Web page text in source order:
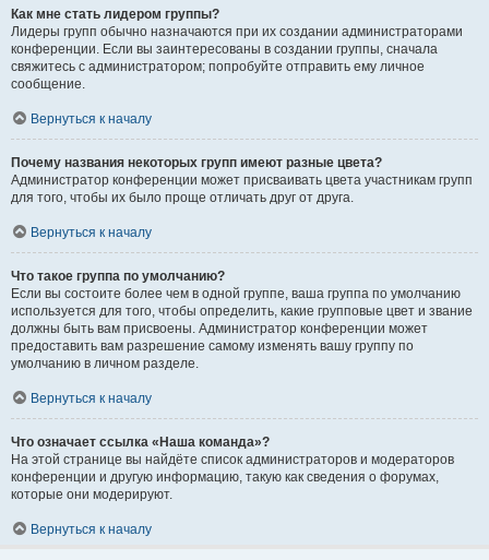
Как мне стать лидером группы?
Лидеры групп обычно назначаются при их создании администраторами
конференции. Если вы заинтересованы в создании группы, сначала
свяжитесь с администратором; попробуйте отправить ему личное
сообщение.
Вернуться к началу
Почему названия некоторых групп имеют разные цвета?
Администратор конференции может присваивать цвета участникам групп
для того, чтобы их было проще отличать друг от друга.
Вернуться к началу
Что такое группа по умолчанию?
Если вы состоите более чем в одной группе, ваша группа по умолчанию
используется для того, чтобы определить, какие групповые цвет и звание
должны быть вам присвоены. Администратор конференции может
предоставить вам разрешение самому изменять вашу группу по
умолчанию в личном разделе.
Вернуться к началу
Что означает ссылка «Наша команда»?
На этой странице вы найдёте список администраторов и модераторов
конференции и другую информацию, такую как сведения о форумах,
которые они модерируют.
Вернуться к началу